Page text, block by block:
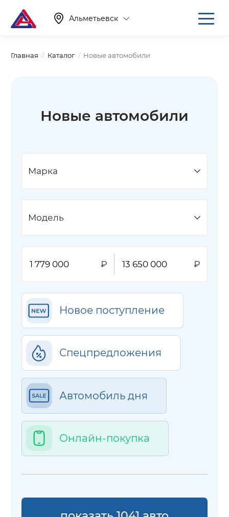
Альметьевск
Главная Каталог Новые автомобили
Новые автомобили
Марка
Модель
Новое поступление
Спецпредложения
Автомобиль дня
Онлайн-покупка